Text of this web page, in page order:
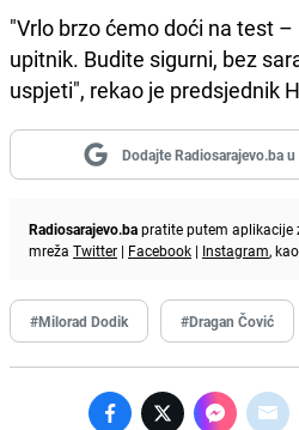
"Vrlo brzo ćemo doći na test
upitnik. Budite sigurni, bez
uspjeti", rekao je predsjednik
Dodajte Radiosarajevo.ba
Radiosarajevo.bapratite putem aplikacije
mreža Twitter | Facebook | Instagram,
#Milorad Dodik #Dragan Čović